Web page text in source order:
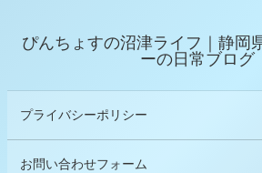
ぴんちょすの沼津ライフ｜静岡
ーの日常ブログ
プライバシーポリシー
お問い合わせフォーム